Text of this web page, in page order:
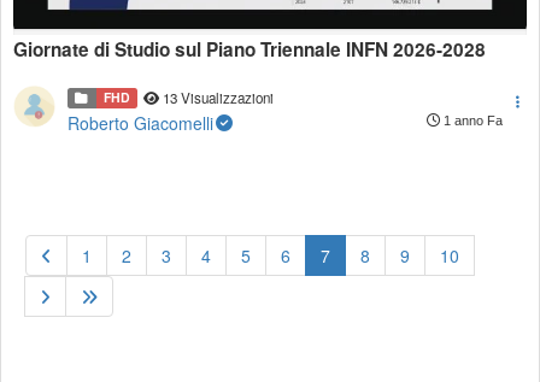
Giornate di Studio sul Piano Triennale INFN 2026-2028
FHD 13 Visualizzazioni
Roberto Giacomelli 1 anno Fa
1 2 3 4 5 6 7(current)
8 9 10